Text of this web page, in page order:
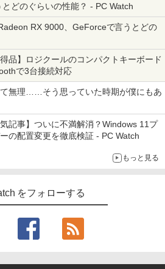
どのぐらいの性能？ - PC Watch
RX 9000、GeForceで言うとどの
品】ロジクールのコンパクトキーボード
で3台接続対応
て無理……そう思っていた時期が僕にもあ
記事】ついに不満解消？Windows 11プ
の配置変更を徹底検証 - PC Watch
もっと見る
をフォローする